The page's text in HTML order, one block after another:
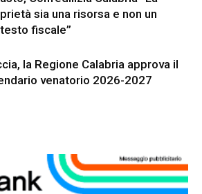
sia una risorsa e non un
fiscale”
la Regione Calabria approva il
venatorio 2026-2027